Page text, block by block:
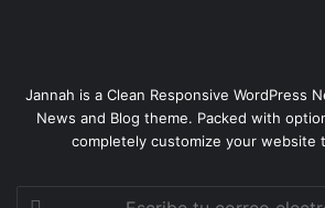
Jannah is a Clean Responsive WordPress
News and Blog theme. Packed with
completely customize your website
Escribe